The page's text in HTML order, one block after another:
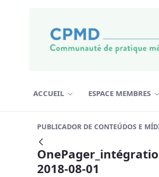
ACCUEIL ESPACE MEMBRES
PUBLICADOR DE CONTEÚDOS E
Voltar
2018-08-01